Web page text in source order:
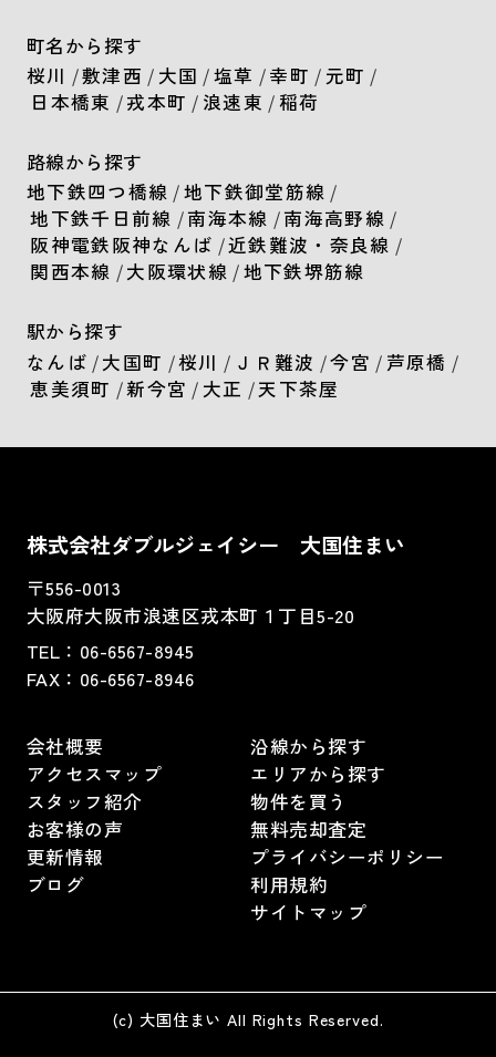
町名から探す
桜川 /敷津西 / 大国 /塩草 /幸町 / 元町 /
日本橋東 /戎本町 / 浪速東 /稲荷
路線から探す
地下鉄四つ橋線 /地下鉄御堂筋線 /
地下鉄千日前線 /南海本線 /南海高野線 /
阪神電鉄阪神なんば /近鉄難波・奈良線 /
関西本線 /大阪環状線 /地下鉄堺筋線
駅から探す
なんば /大国町 /桜川 / ＪＲ難波 /今宮 / 芦原橋 /
恵美須町 /新今宮 / 大正 /天下茶屋
株式会社ダブルジェイシー 大国住まい
〒556-0013
大阪府大阪市浪速区戎本町１丁目5-20
TEL： 06-6567-8945
FAX：06-6567-8946
会社概要
アクセスマップ
スタッフ紹介
お客様の声
更新情報
ブログ
沿線から探す
エリアから探す
物件を買う
無料売却査定
プライバシーポリシー
利用規約
サイトマップ
(c) 大国住まい All Rights Reserved.